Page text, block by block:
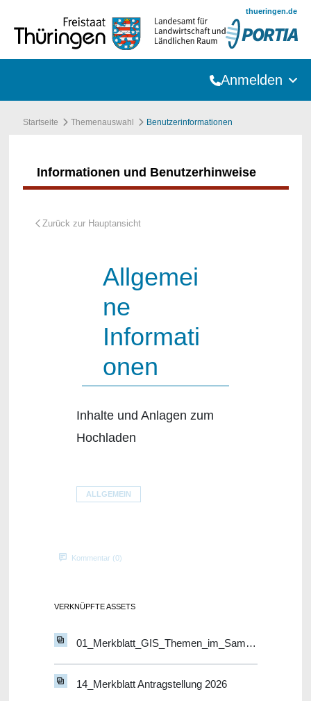
thueringen.de
Anmelden
Startseite Themenauswahl Benutzerinformationen
Informationen und Benutzerhinweise
Allgemei
ne
Informati
onen
Inhalte und Anlagen zum
Hochladen
ALLGEMEIN
Kommentar (0)
VERKNÜPFTE ASSETS
01_Merkblatt_GIS_Themen_im_Sammelantragsverfahren_2026
14_Merkblatt Antragstellung 2026